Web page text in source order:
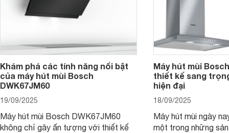
Khám phá các tính năng nổi bật
của máy hút mùi Bosch
DWK67JM60
19/09/2025
Máy hút mùi Bosch DWK67JM60
không chỉ gây ấn tượng với thiết kế
Máy hút mùi
thiết kế sang
hiện đại
18/09/2025
Máy hút mùi ngày
một trong những